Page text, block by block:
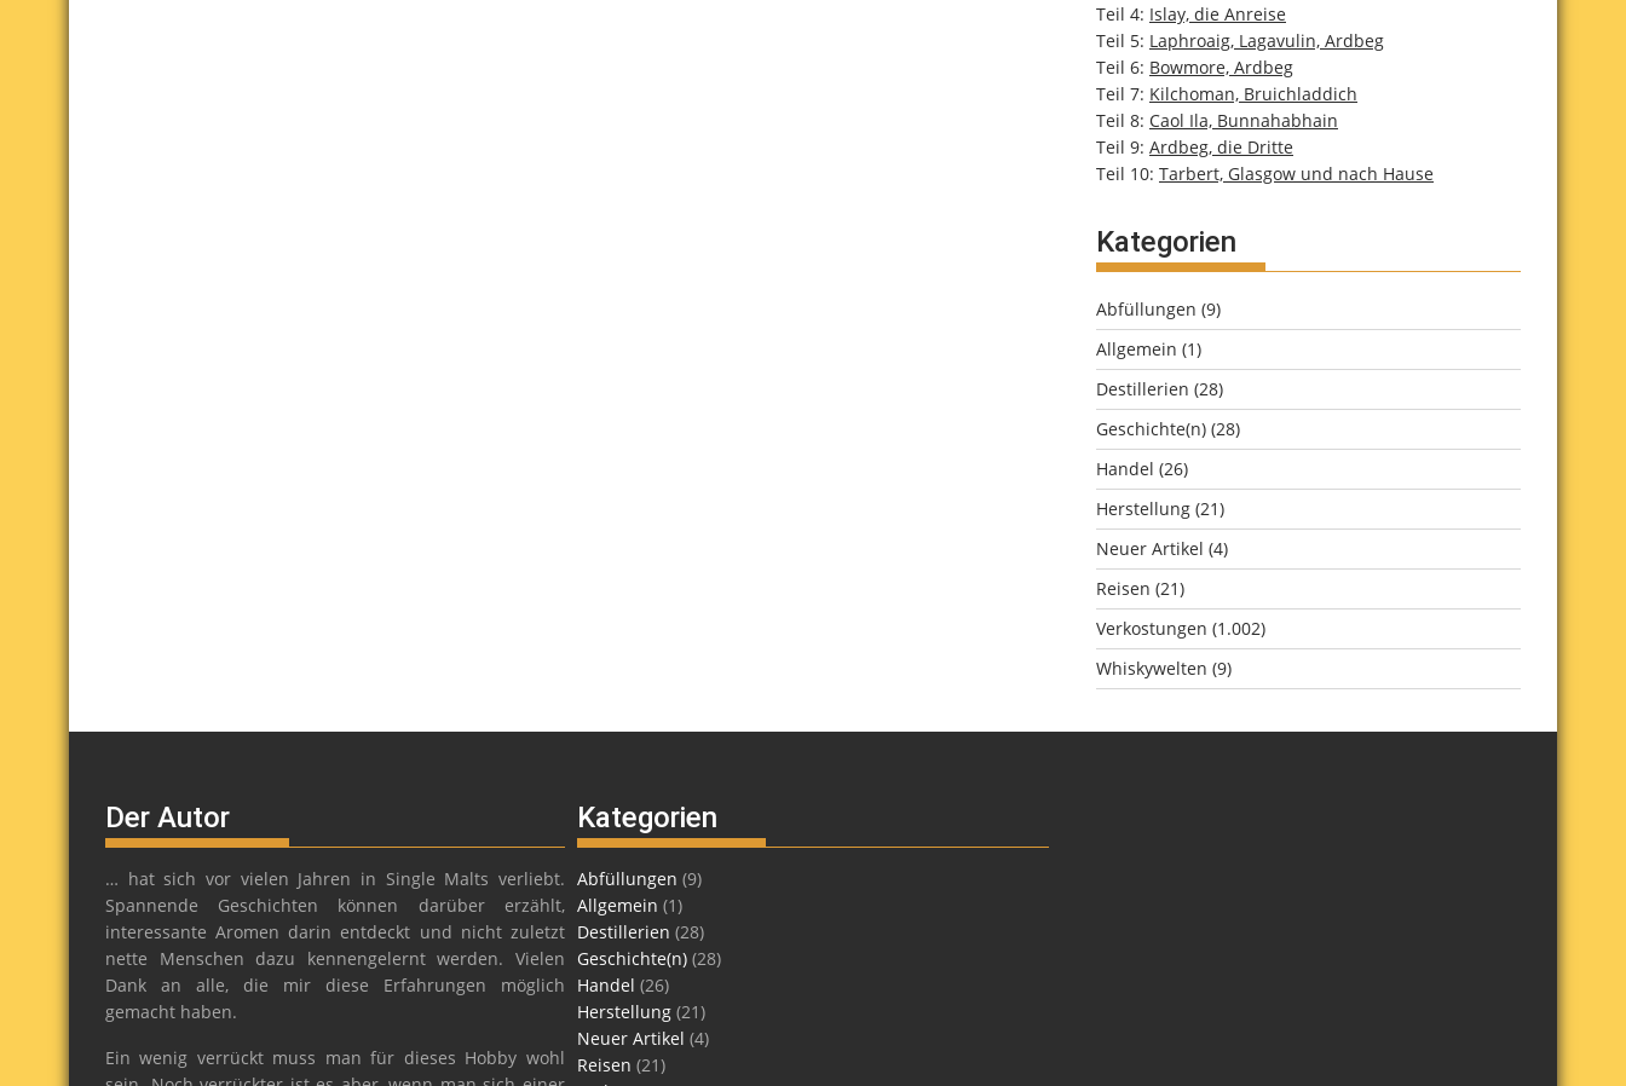
Teil 4: Islay, die Anreise
Teil 5: Laphroaig, Lagavulin, Ardbeg
Teil 6: Bowmore, Ardbeg
Teil 7: Kilchoman, Bruichladdich
Teil 8: Caol Ila, Bunnahabhain
Teil 9: Ardbeg, die Dritte
Teil 10: Tarbert, Glasgow und nach Hause
Kategorien
Abfüllungen (9)
Allgemein (1)
Destillerien (28)
Geschichte(n) (28)
Handel (26)
Herstellung (21)
Neuer Artikel (4)
Reisen (21)
Verkostungen (1.002)
Whiskywelten (9)
Der Autor
… hat sich vor vielen Jahren in Single Malts verliebt.
Spannende Geschichten können darüber erzählt,
interessante Aromen darin entdeckt und nicht zuletzt
nette Menschen dazu kennengelernt werden. Vielen
Dank an alle, die mir diese Erfahrungen möglich
gemacht haben.
Ein wenig verrückt muss man für dieses Hobby wohl
Kategorien
Abfüllungen (9)
Allgemein (1)
Destillerien (28)
Geschichte(n)(28)
Handel (26)
Herstellung(21)
Neuer Artikel (4)
Reisen (21)